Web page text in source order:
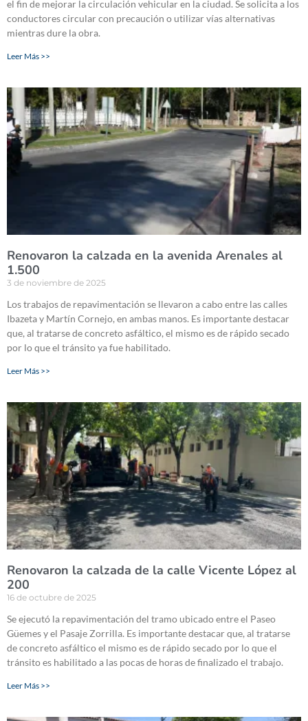
el fin de mejorar la circulación vehicular en la ciudad. Se solicita a los
conductores circular con precaución o utilizar vías alternativas
mientras dure la obra.
Leer Más >>
Renovaron la calzada en la avenida Arenales al
1.500
3 de noviembre de 2025
Los trabajos de repavimentación se llevaron a cabo entre las calles
Ibazeta y Martín Cornejo, en ambas manos. Es importante destacar
que, al tratarse de concreto asfáltico, el mismo es de rápido secado
por lo que el tránsito ya fue habilitado.
Leer Más >>
Renovaron la calzada de la calle Vicente López al
200
16 de octubre de 2025
Se ejecutó la repavimentación del tramo ubicado entre el Paseo
Güemes y el Pasaje Zorrilla. Es importante destacar que, al tratarse
de concreto asfáltico el mismo es de rápido secado por lo que el
tránsito es habilitado a las pocas de horas de finalizado el trabajo.
Leer Más >>